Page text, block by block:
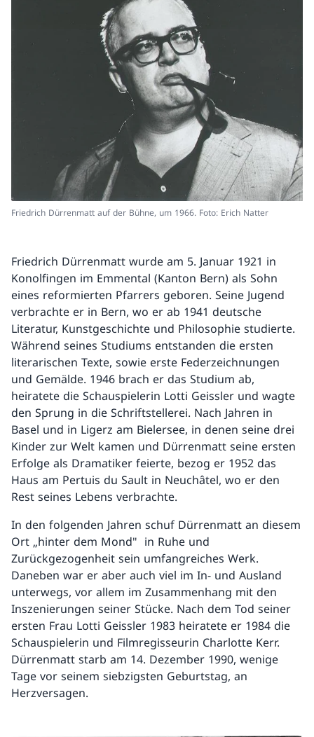
Friedrich Dürrenmatt auf der Bühne, um 1966. Foto: Erich Natter
Friedrich Dürrenmatt wurde am 5. Januar 1921 in
Konolfingen im Emmental (Kanton Bern) als Sohn
eines reformierten Pfarrers geboren. Seine Jugend
verbrachte er in Bern, wo er ab 1941 deutsche
Literatur, Kunstgeschichte und Philosophie studierte.
Während seines Studiums entstanden die ersten
literarischen Texte, sowie erste Federzeichnungen
und Gemälde. 1946 brach er das Studium ab,
heiratete die Schauspielerin Lotti Geissler und wagte
den Sprung in die Schriftstellerei. Nach Jahren in
Basel und in Ligerz am Bielersee, in denen seine drei
Kinder zur Welt kamen und Dürrenmatt seine ersten
Erfolge als Dramatiker feierte, bezog er 1952 das
Haus am Pertuis du Sault in Neuchâtel, wo er den
Rest seines Lebens verbrachte.
In den folgenden Jahren schuf Dürrenmatt an diesem
Ort „hinter dem Mond" in Ruhe und
Zurückgezogenheit sein umfangreiches Werk.
Daneben war er aber auch viel im In- und Ausland
unterwegs, vor allem im Zusammenhang mit den
Inszenierungen seiner Stücke. Nach dem Tod seiner
ersten Frau Lotti Geissler 1983 heiratete er 1984 die
Schauspielerin und Filmregisseurin Charlotte Kerr.
Dürrenmatt starb am 14. Dezember 1990, wenige
Tage vor seinem siebzigsten Geburtstag, an
Herzversagen.